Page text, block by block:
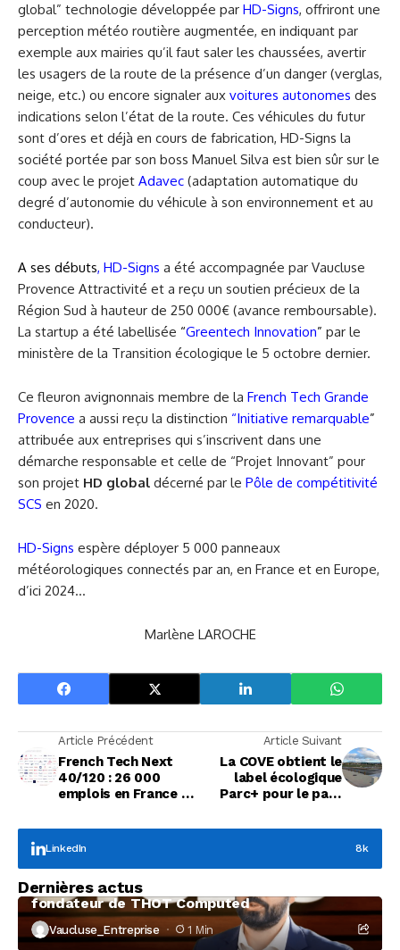
global” technologie développée par HD-Signs, offriront une
perception météo routière augmentée, en indiquant par
exemple aux mairies qu’il faut saler les chaussées, avertir
les usagers de la route de la présence d’un danger (verglas,
neige, etc.) ou encore signaler aux voitures autonomes des
indications selon l’état de la route. Ces véhicules du futur
sont d’ores et déjà en cours de fabrication, HD-Signs la
société portée par son boss Manuel Silva est bien sûr sur le
coup avec le projet Adavec (adaptation automatique du
degré d’autonomie du véhicule à son environnement et au
conducteur).
A ses débuts, HD-Signs a été accompagnée par Vaucluse
Provence Attractivité et a reçu un soutien précieux de la
Région Sud à hauteur de 250 000€ (avance remboursable).
La startup a été labellisée “Greentech Innovation” par le
ministère de la Transition écologique le 5 octobre dernier.
Ce fleuron avignonnais membre de la French Tech Grande
Provence a aussi reçu la distinction “Initiative remarquable”
attribuée aux entreprises qui s’inscrivent dans une
démarche responsable et celle de “Projet Innovant” pour
son projet HD global décerné par le Pôle de compétitivité
SCS en 2020.
HD-Signs espère déployer 5 000 panneaux
météorologiques connectés par an, en France et en Europe,
d’ici 2024…
Marlène LAROCHE
Article Précédent
French Tech Next
40/120 : 26 000
emplois en France et
de CA cumulés
Article Suivant
La COVE obtient le
label écologique
Parc+ pour le parc
Mazan
LinkedIn 8k
Dernières actus
À la rencontre de Christophe Coeffier, dirigeant
fondateur de THOT Computed
Vaucluse_Entreprise 1 Min